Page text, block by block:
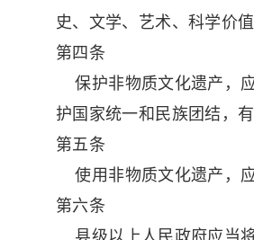
史、文学、艺术、科学价
第四条
保护非物质文化遗产，
护国家统一和民族团结，
第五条
使用非物质文化遗产，
第六条
县级以上人民政府应当